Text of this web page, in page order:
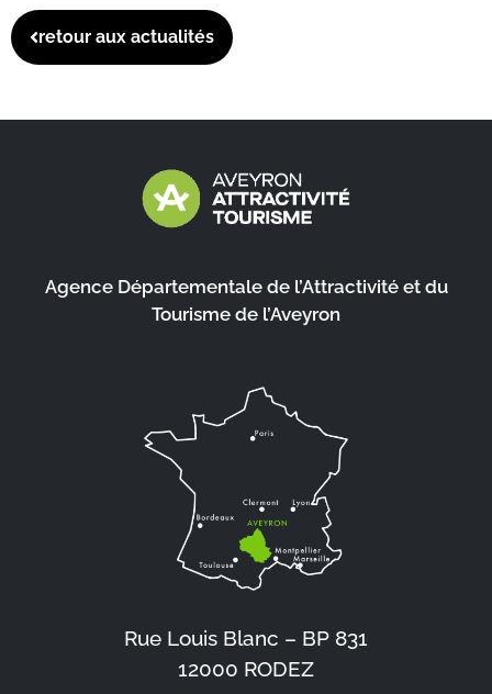
retour aux actualités
Agence Départementale de l’Attractivité et du
Tourisme de l’Aveyron
Rue Louis Blanc – BP 831
12000 RODEZ